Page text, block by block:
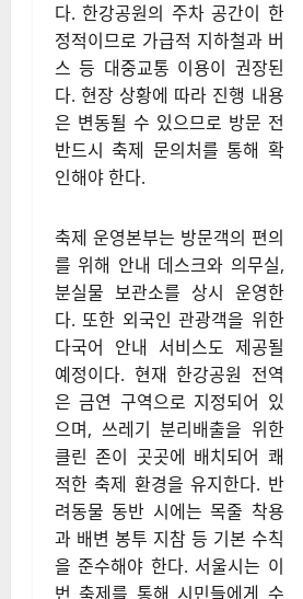
다. 한강공원의 주차 공간이 한
정적이므로 가급적 지하철과 버
스 등 대중교통 이용이 권장된
다. 현장 상황에 따라 진행 내용
은 변동될 수 있으므로 방문 전
반드시 축제 문의처를 통해 확
인해야 한다.
축제 운영본부는 방문객의 편의
를 위해 안내 데스크와 의무실,
분실물 보관소를 상시 운영한
다. 또한 외국인 관광객을 위한
다국어 안내 서비스도 제공될
예정이다. 현재 한강공원 전역
은 금연 구역으로 지정되어 있
으며, 쓰레기 분리배출을 위한
클린 존이 곳곳에 배치되어 쾌
적한 축제 환경을 유지한다. 반
려동물 동반 시에는 목줄 착용
과 배변 봉투 지참 등 기본 수칙
을 준수해야 한다. 서울시는 이
번 축제를 통해 시민들에게 수